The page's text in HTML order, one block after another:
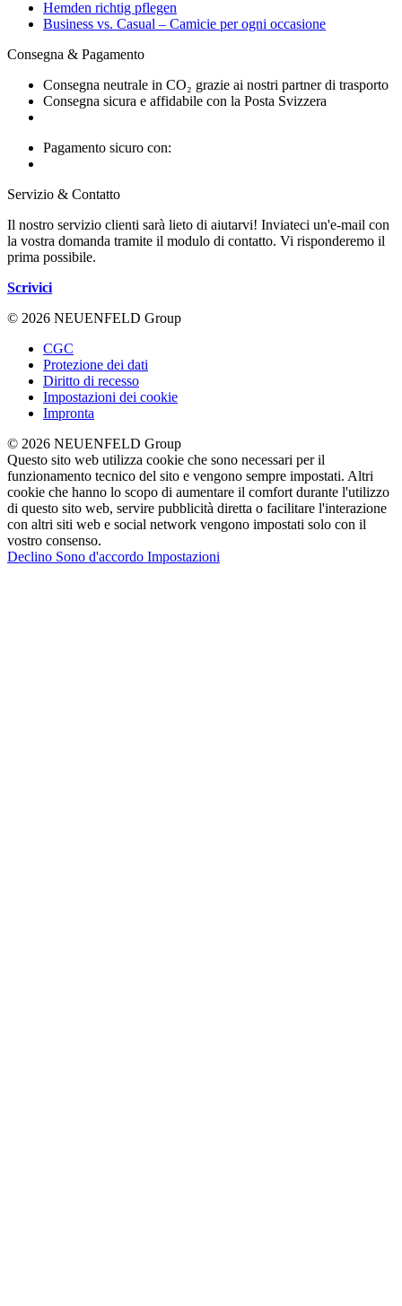
Hemden richtig pflegen
Business vs. Casual – Camicie per ogni occasione
Consegna & Pagamento
Consegna neutrale in CO₂ grazie ai nostri partner di trasporto
Consegna sicura e affidabile con la Posta Svizzera
Pagamento sicuro con:
Servizio & Contatto
Il nostro servizio clienti sarà lieto di aiutarvi! Inviateci un'e-mail con
la vostra domanda tramite il modulo di contatto. Vi risponderemo il
prima possibile.
Scrivici
© 2026 NEUENFELD Group
CGC
Protezione dei dati
Diritto di recesso
Impostazioni dei cookie
Impronta
© 2026 NEUENFELD Group
Questo sito web utilizza cookie che sono necessari per il
funzionamento tecnico del sito e vengono sempre impostati. Altri
cookie che hanno lo scopo di aumentare il comfort durante l'utilizzo
di questo sito web, servire pubblicità diretta o facilitare l'interazione
con altri siti web e social network vengono impostati solo con il
vostro consenso.
Declino Sono d'accordo Impostazioni